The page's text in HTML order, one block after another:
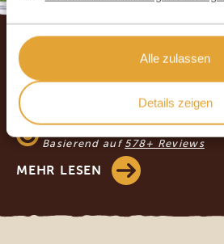
Alle zulassen
Details zeigen
Footer
UNSERE GÄSTE
SAFARI URLAUB
933+ Reviews
4.8/5
Basierend auf 578+ Reviews
MEHR LESEN